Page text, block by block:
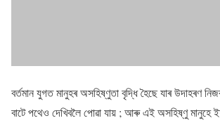
বৰ্তমান যুগত মানুহৰ অসহিষ্ণুতা বৃদ্ধি হৈছে যাৰ উদাহৰণ
বাটে পথেও দেখিবলৈ পোৱা যায় ; আৰু এই অসহিষ্ণু মানুহে